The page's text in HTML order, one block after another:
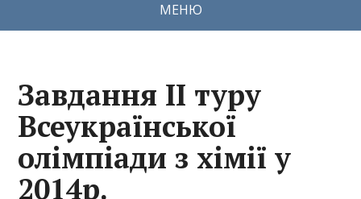
МЕНЮ
Завдання ІІ туру
Всеукраїнської
олімпіади з хімії у
2014р.